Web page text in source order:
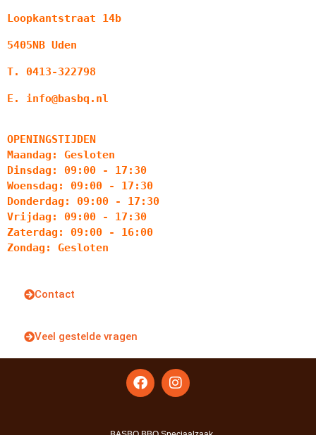
Loopkantstraat 14b
5405NB Uden
T. 0413-322798
E. info@basbq.nl
OPENINGSTIJDEN
Maandag: Gesloten
Dinsdag: 09:00 - 17:30
Woensdag: 09:00 - 17:30
Donderdag: 09:00 - 17:30
Vrijdag: 09:00 - 17:30
Zaterdag: 09:00 - 16:00
Zondag: Gesloten
Contact
Veel gestelde vragen